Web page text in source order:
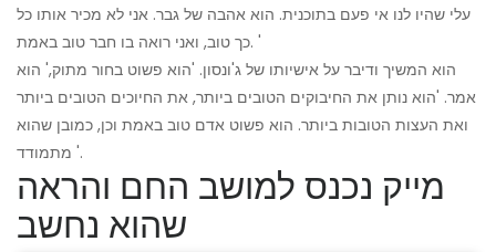
עלי שהיו לנו אי פעם בתוכנית. הוא אהבה של גבר. אני לא מכיר אותו כל
כך טוב, ואני רואה בו חבר טוב באמת. '
הוא המשיך ודיבר על אישיותו של ג'ונסון. 'הוא פשוט בחור מתוק,' הוא
אמר. 'הוא נותן את החיבוקים הטובים ביותר, את החיוכים הטובים ביותר
ואת העצות הטובות ביותר. הוא פשוט אדם טוב באמת וכן, כמובן שהוא
מתמודד '.
מייק נכנס למושב החם והראה
שהוא נחשב